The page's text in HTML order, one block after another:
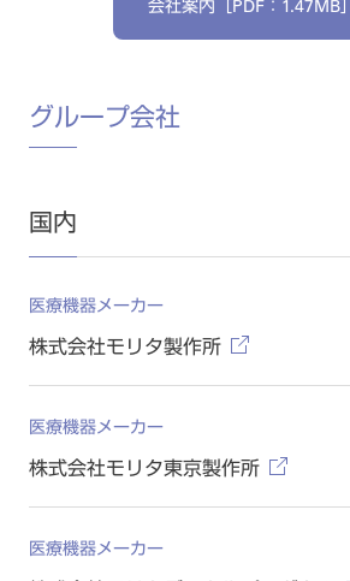
会社案内［PDF：1.47MB］
グループ会社
国内
医療機器メーカー
株式会社モリタ製作所
医療機器メーカー
株式会社モリタ東京製作所
医療機器メーカー